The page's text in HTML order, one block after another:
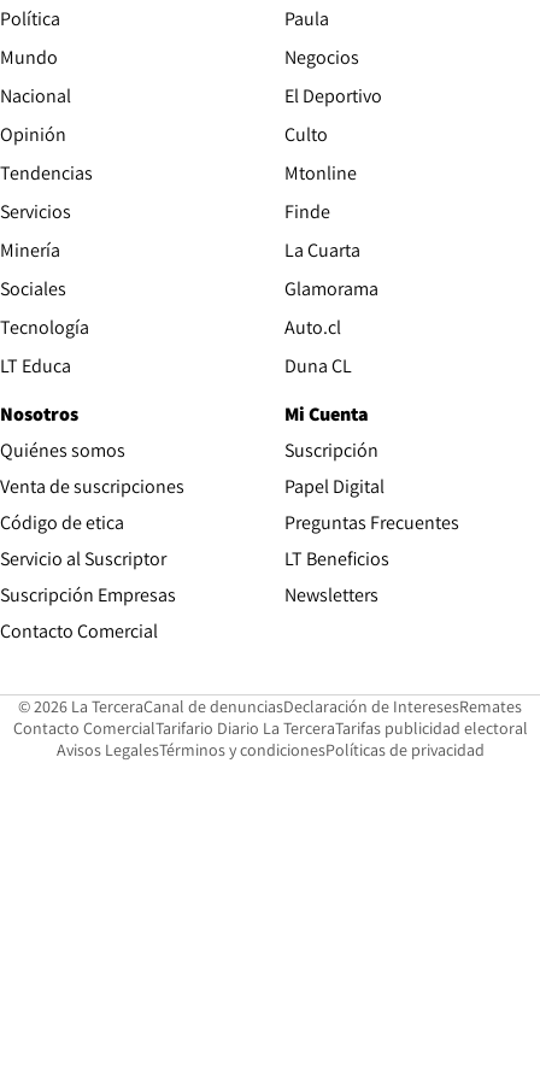
Política
Mundo
Nacional
Opinión
Tendencias
Servicios
Minería
Sociales
Tecnología
LT Educa
Paula
Negocios
El Deportivo
Culto
Mtonline
Finde
La Cuarta
Glamorama
Auto.clOpens in new window
Duna CLOpens in new window
Nosotros
Quiénes somos
Venta de suscripciones
Código de etica Opens in new window
Servicio al Suscriptor
Suscripción Empresas
Contacto ComercialOpens in new window
Mi Cuenta
Suscripción
Papel DigitalOpens in new
Preguntas Frecuentes
LT Beneficios
Newsletters
© 2026 La TerceraCanal de denunciasOpens in new window
Declaración de InteresesOpens in
Remates
Contacto ComercialOpens in new window
Tarifario Diario La TerceraOpens in new window
Tarifas publicidad electoral
Avisos LegalesOpens in new window
Términos y condicionesPolíticas de privacidad